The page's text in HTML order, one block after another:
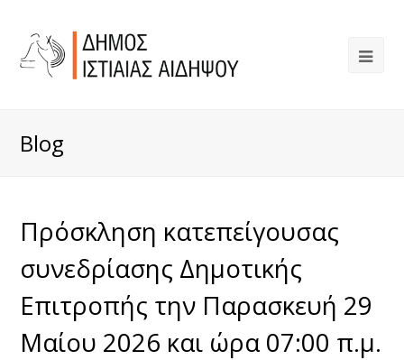
Blog
Πρόσκληση κατεπείγουσας
συνεδρίασης Δημοτικής
Επιτροπής την Παρασκευή 29
Μαίου 2026 και ώρα 07:00 π.μ.